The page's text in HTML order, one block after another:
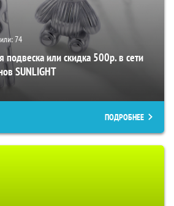
74
подвеска или скидка 500р. в сети
SUNLIGHT
ПОДРОБНЕЕ